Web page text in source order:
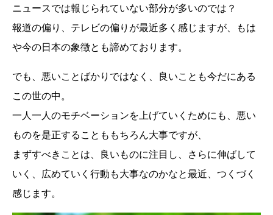
ニュースでは報じられていない部分が多いのでは？
報道の偏り、テレビの偏りが最近多く感じますが、もは
や今の日本の象徴とも諦めております。
でも、悪いことばかりではなく、良いことも今だにある
この世の中。
一人一人のモチベーションを上げていくためにも、悪い
ものを是正することももちろん大事ですが、
まずすべきことは、良いものに注目し、さらに伸ばして
いく、広めていく行動も大事なのかなと最近、つくづく
感じます。